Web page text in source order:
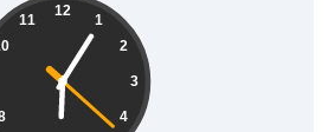
12
1
2
3
4
11